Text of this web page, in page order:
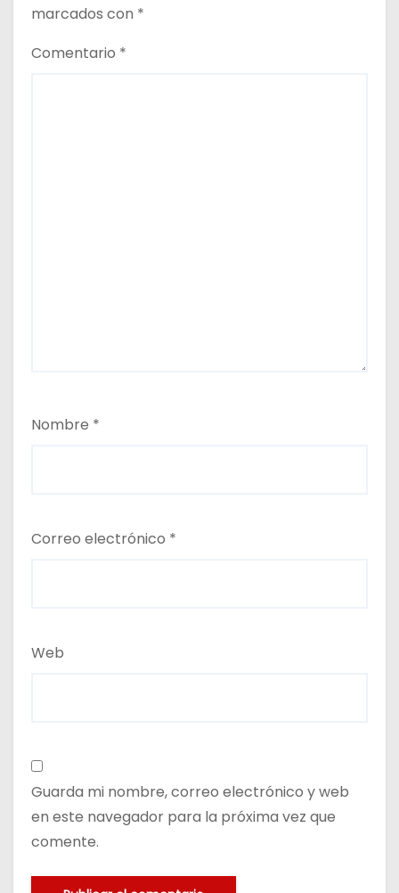
marcados con *
Comentario *
Nombre *
Correo electrónico *
Web
Guarda mi nombre, correo electrónico y web
en este navegador para la próxima vez que
comente.